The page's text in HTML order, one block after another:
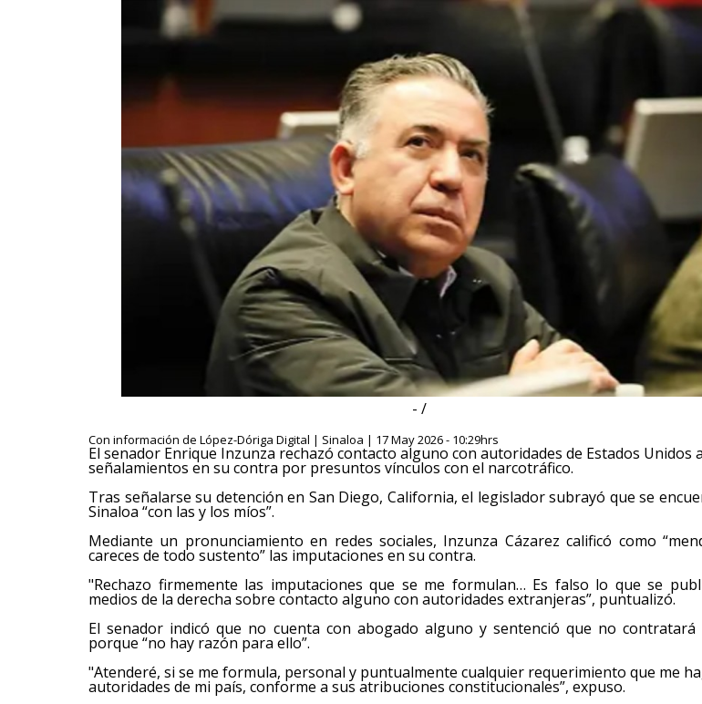
- /
Con información de López-Dóriga Digital | Sinaloa | 17 May 2026 - 10:29hrs
El senador Enrique Inzunza rechazó contacto alguno con autoridades de Estados Unidos
señalamientos en su contra por presuntos vínculos con el narcotráfico.
Tras señalarse su detención en San Diego, California, el legislador subrayó que se
Sinaloa “con las y los míos”.
Mediante un pronunciamiento en redes sociales, Inzunza Cázarez calificó como
careces de todo sustento” las imputaciones en su contra.
"Rechazo firmemente las imputaciones que se me formulan… Es falso lo que se
medios de la derecha sobre contacto alguno con autoridades extranjeras”, puntualizó.
El senador indicó que no cuenta con abogado alguno y sentenció que no contratará
porque “no hay razón para ello”.
"Atenderé, si se me formula, personal y puntualmente cualquier requerimiento que me
autoridades de mi país, conforme a sus atribuciones constitucionales”, expuso.